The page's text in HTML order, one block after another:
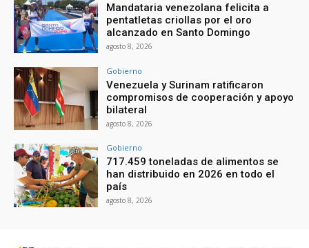
Mandataria venezolana felicita a
pentatletas criollas por el oro
alcanzado en Santo Domingo
agosto 8, 2026
Gobierno
Venezuela y Surinam ratificaron
compromisos de cooperación y apoyo
bilateral
agosto 8, 2026
Gobierno
717.459 toneladas de alimentos se
han distribuido en 2026 en todo el
país
agosto 8, 2026